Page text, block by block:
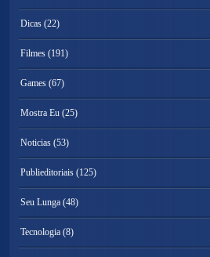
Dicas (22)
Filmes (191)
Games (67)
Mostra Eu (25)
Noticias (53)
Publieditoriais (125)
Seu Lunga (48)
Tecnologia (8)